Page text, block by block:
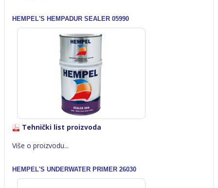
HEMPEL'S HEMPADUR SEALER 05990
Tehnički list proizvoda
Više o proizvodu...
HEMPEL'S UNDERWATER PRIMER 26030